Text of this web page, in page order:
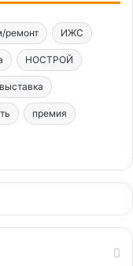
ремонт ИЖС
НОСТРОЙ
выставка
премия